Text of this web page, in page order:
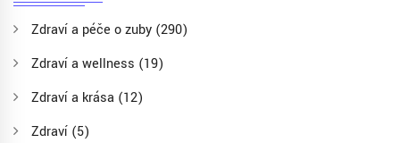
Zdraví a péče o zuby (290)
Zdraví a wellness (19)
Zdraví a krása (12)
Zdraví (5)